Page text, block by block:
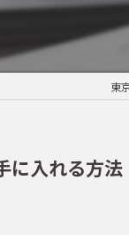
東
に入れる方法